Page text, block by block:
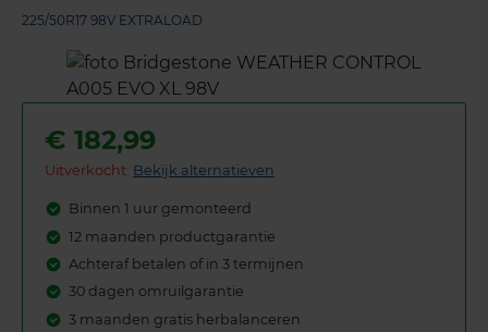
225/50R17 98V EXTRALOAD
€ 182,99
Uitverkocht: Bekijk alternatieven
Binnen 1 uur gemonteerd
12 maanden productgarantie
Achteraf betalen of in 3 termijnen
30 dagen omruilgarantie
3 maanden gratis herbalanceren